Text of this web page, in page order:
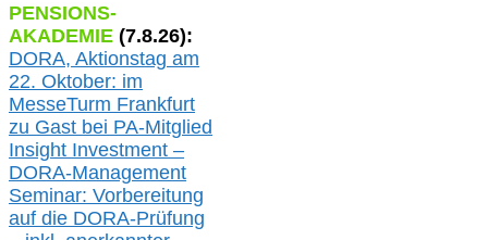
PENSIONS-
AKADEMIE (7.8.26):
DORA, Aktionstag am
22. Oktober: im
MesseTurm Frankfurt
zu Gast bei PA-Mitglied
Insight Investment –
DORA-Management
Seminar: Vorbereitung
auf die DORA-Prüfung